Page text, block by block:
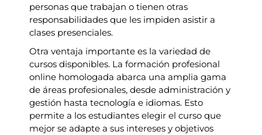
personas que trabajan o tienen otras
responsabilidades que les impiden asistir a
clases presenciales.
Otra ventaja importante es la variedad de
cursos disponibles. La formación profesional
online homologada abarca una amplia gama
de áreas profesionales, desde administración y
gestión hasta tecnología e idiomas. Esto
permite a los estudiantes elegir el curso que
mejor se adapte a sus intereses y objetivos